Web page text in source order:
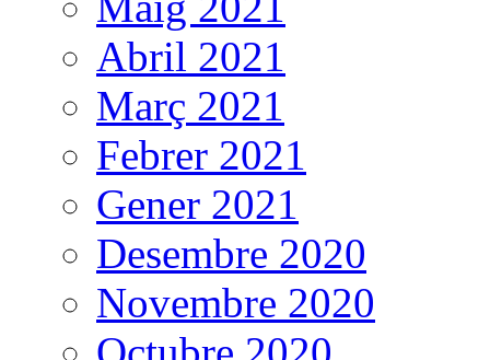
Abril 2021
Març 2021
Febrer 2021
Gener 2021
Desembre 2020
Novembre 2020